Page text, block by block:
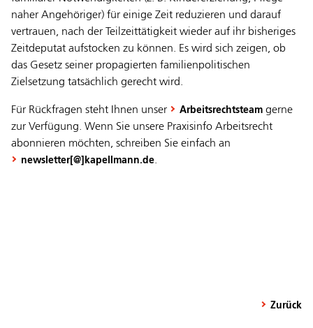
naher Angehöriger) für einige Zeit reduzieren und darauf
vertrauen, nach der Teilzeittätigkeit wieder auf ihr bisheriges
Zeitdeputat aufstocken zu können. Es wird sich zeigen, ob
das Gesetz seiner propagierten familienpolitischen
Zielsetzung tatsächlich gerecht wird.
Für Rückfragen steht Ihnen unser Arbeitsrechtsteam gerne
zur Verfügung. Wenn Sie unsere Praxisinfo Arbeitsrecht
abonnieren möchten, schreiben Sie einfach an
newsletter[@]kapellmann.de.
Zurück